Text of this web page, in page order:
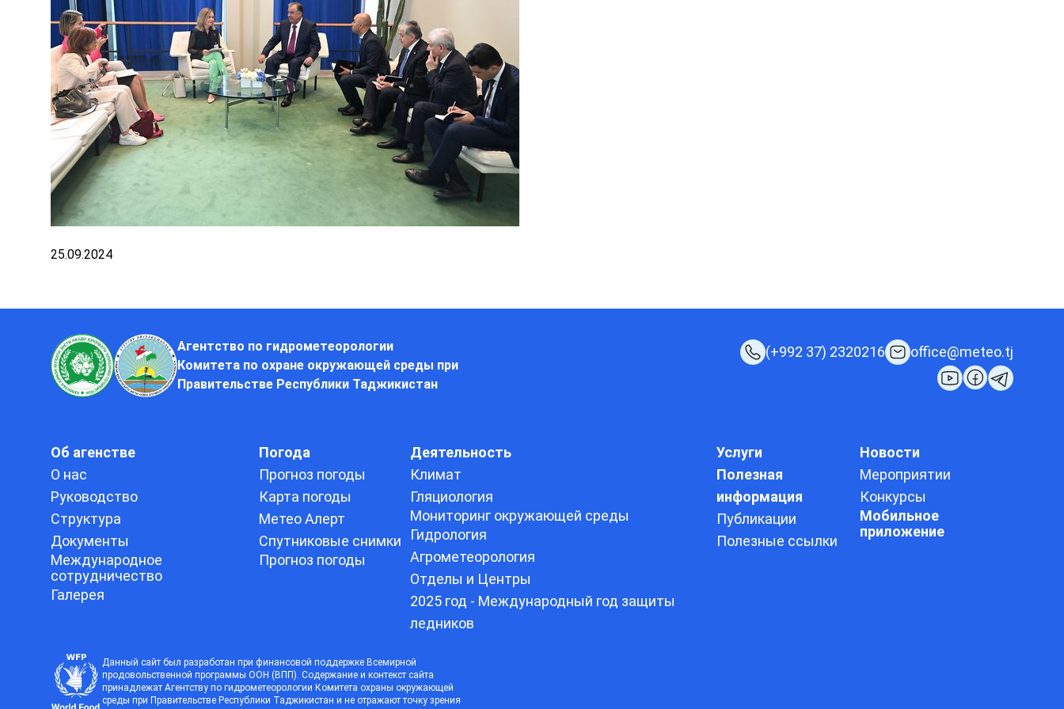
25.09.2024
Агентство по гидрометеорологии
Комитета по охране окружающей среды при
Правительстве Республики Таджикистан
(+992 37) 2320216 office@meteo.tj
Об агенстве
О нас
Руководство
Структура
Документы
Международное
сотрудничество
Галерея
Погода
Прогноз погоды
Карта погоды
Метео Алерт
Спутниковые снимки
Прогноз погоды
Деятельность
Климат
Гляциология
Мониторинг окружающей среды
Гидрология
Агрометеорология
Отделы и Центры
2025 год - Международный год защиты
ледников
Услуги
Полезная
информация
Публикации
Полезные ссылки
Новости
Мероприятии
Конкурсы
Мобильное
приложение
Данный сайт был разработан при финансовой поддержке Всемирной
продовольственной программы ООН (ВПП). Содержание и контекст сайта
принадлежат Агентству по гидрометеорологии Комитета охраны окружающей
среды при Правительстве Республики Таджикистан и не отражают точку зрения